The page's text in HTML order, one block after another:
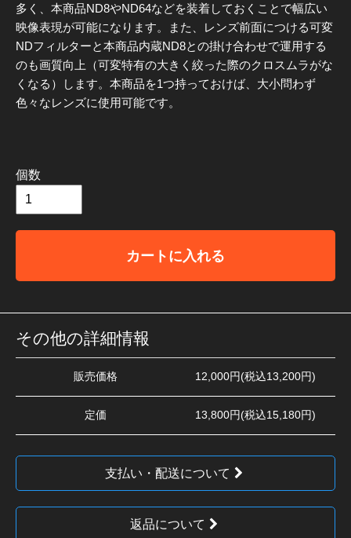
多く、本商品ND8やND64などを装着しておくことで幅広い
映像表現が可能になります。また、レンズ前面につける可変
NDフィルターと本商品内蔵ND8との掛け合わせで運用する
のも画質向上（可変特有の大きく絞った際のクロスムラがな
くなる）します。本商品を1つ持っておけば、大小問わず
色々なレンズに使用可能です。
個数
カートに入れる
その他の詳細情報
販売価格 12,000円(税込13,200円)
定価 13,800円(税込15,180円)
支払い・配送について
返品について